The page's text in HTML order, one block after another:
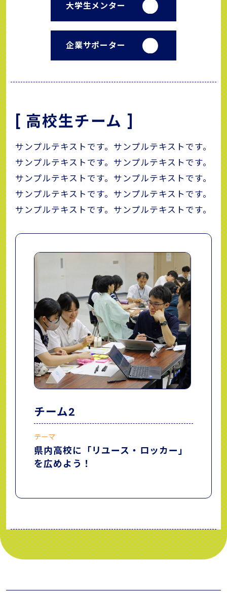
大学生メンター
企業サポーター
[ 高校生チーム ]
サンプルテキストです。サンプルテキストです。
サンプルテキストです。サンプルテキストです。
サンプルテキストです。サンプルテキストです。
サンプルテキストです。サンプルテキストです。
サンプルテキストです。サンプルテキストです。
チーム2
テーマ
県内高校に「リユース・ロッカー」
を広めよう！